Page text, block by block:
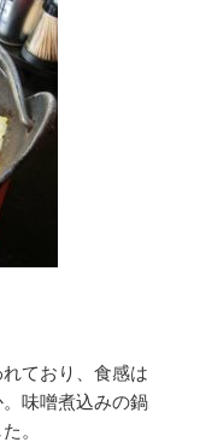
ており、食感は
味噌煮込みの鍋
。